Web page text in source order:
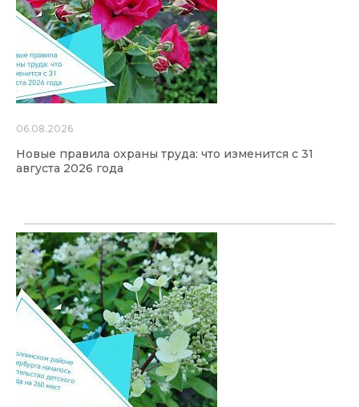
06.08.2026
Новые правила охраны труда: что изменится с 31
августа 2026 года